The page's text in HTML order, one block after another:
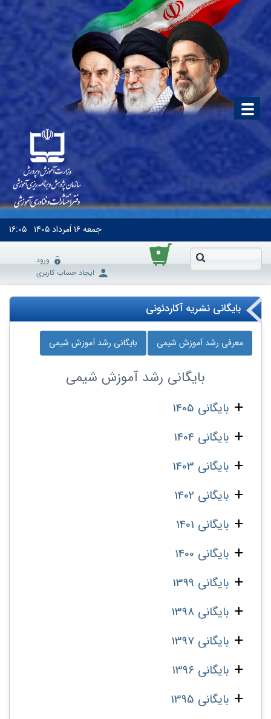
جمعه۱۶ اَمرداد ۱۴۰۵ ۱۶:۰۵
۰
ورود
ایجاد حساب کاربری
بایگانی نشریه آکاردئونی
معرفی رشد آموزش شیمی بایگانی رشد آموزش شیمی
بایگانی رشد آموزش شیمی
بایگانی 1405
بایگانی 1404
بایگانی 1403
بایگانی 1402
بایگانی 1401
بایگانی 1400
بایگانی 1399
بایگانی 1398
بایگانی 1397
بایگانی 1396
بایگانی 1395